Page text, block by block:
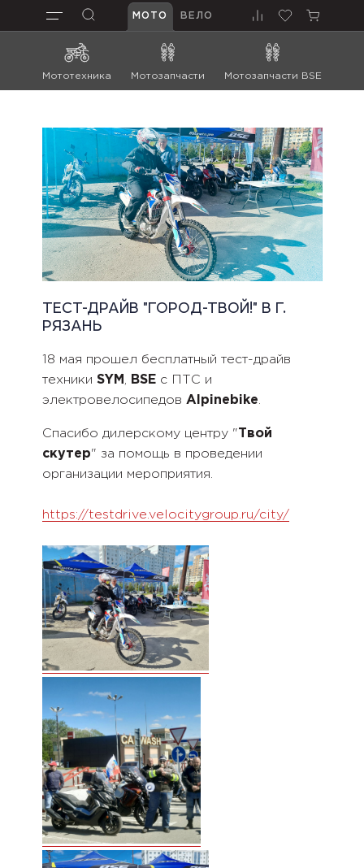
МОТО ВЕЛО
Мототехника Мотозапчасти Мотозапчасти BSE
ТЕСТ-ДРАЙВ "ГОРОД-ТВОЙ!" В Г.
РЯЗАНЬ
18 мая прошел бесплатный тест-драйв
техники SYM , BSE с ПТС и
электровелосипедов Alpinebike.
Спасибо дилерскому центру "Твой
скутер" за помощь в проведении
организации мероприятия.
https://testdrive.velocitygroup.ru/city/